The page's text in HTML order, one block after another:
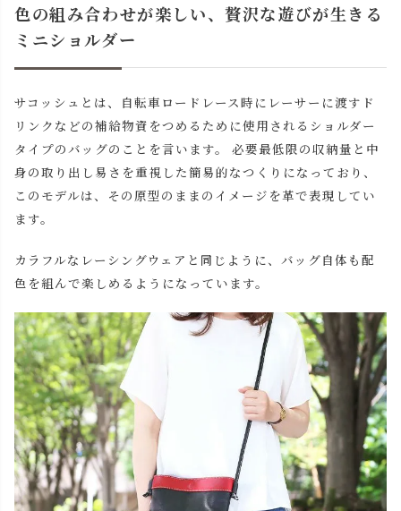
色の組み合わせが楽しい、贅沢な遊びが生きる
ミニショルダー
サコッシュとは、自転車ロードレース時にレーサーに渡すド
リンクなどの補給物資をつめるために使用されるショルダー
タイプのバッグのことを言います。 必要最低限の収納量と中
身の取り出し易さを重視した簡易的なつくりになっており、
このモデルは、その原型のままのイメージを革で表現してい
ます。
カラフルなレーシングウェアと同じように、バッグ自体も配
色を組んで楽しめるようになっています。